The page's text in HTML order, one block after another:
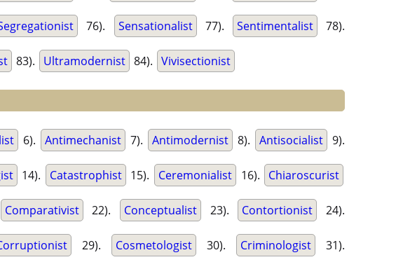
76). Sensationalist 77). Sentimentalist 78).
83). Ultramodernist 84). Vivisectionist
6). Antimechanist 7). Antimodernist 8). Antisocialist 9).
14). Catastrophist 15). Ceremonialist 16). Chiaroscurist
Comparativist 22). Conceptualist 23). Contortionist 24).
29). Cosmetologist 30). Criminologist 31).